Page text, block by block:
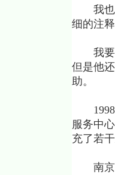
我也向
细的注
我要向
但是他
助。
1998
服务中
充了若
南京大